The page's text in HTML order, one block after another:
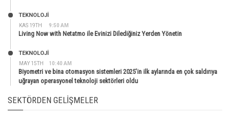
KAS 19TH 9:50 AM
TEKNOLOJİ
Living Now with Netatmo ile Evinizi Dilediğiniz Yerden Yönetin
MAY 15TH 10:40 AM
TEKNOLOJİ
Biyometri ve bina otomasyon sistemleri 2025’in ilk aylarında en çok saldırıya
uğrayan operasyonel teknoloji sektörleri oldu
SEKTÖRDEN GELIŞMELER